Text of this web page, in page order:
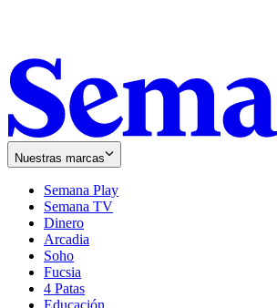
Nuestras marcas
Semana Play
Semana TV
Dinero
Arcadia
Soho
in
new
window
Fucsia
in
new
4 Patas
Educación